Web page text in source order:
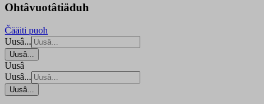
Ohtâvuotâtiäđuh
Čääiti puoh
Uusâ...
Uusâ...
Uusâ
Uusâ...
Uusâ...